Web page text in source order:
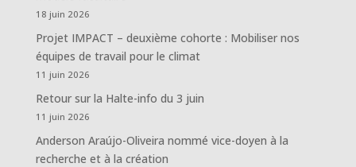
18 juin 2026
Projet IMPACT – deuxième cohorte : Mobiliser nos
équipes de travail pour le climat
11 juin 2026
Retour sur la Halte-info du 3 juin
11 juin 2026
Anderson Araújo-Oliveira nommé vice-doyen à la
recherche et à la création